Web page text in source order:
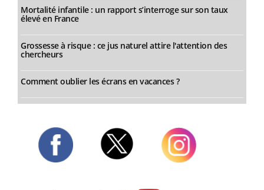
Mortalité infantile : un rapport s’interroge sur son taux
élevé en France
Grossesse à risque : ce jus naturel attire l'attention des
chercheurs
Comment oublier les écrans en vacances ?